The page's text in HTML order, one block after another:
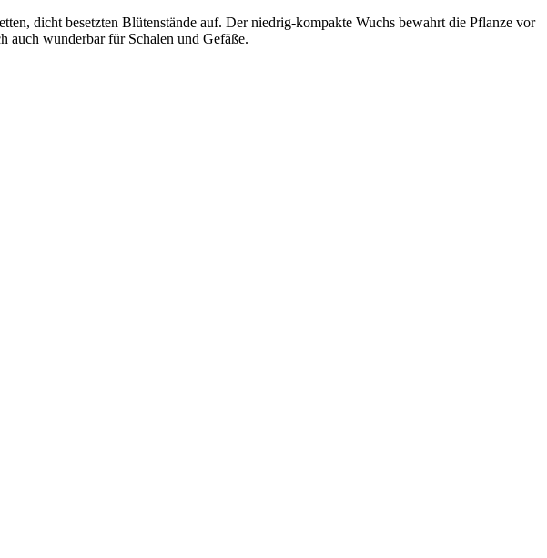
dicht besetzten Blütenstände auf. Der niedrig-kompakte Wuchs bewahrt die Pflanze vor
auch wunderbar für Schalen und Gefäße.